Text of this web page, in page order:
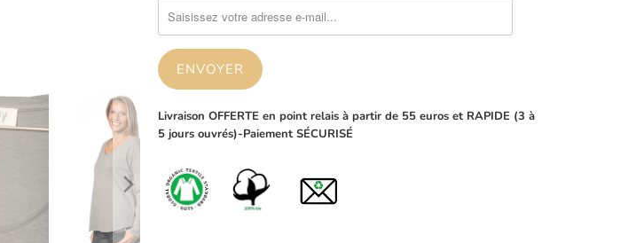
me
contacter
{{
product
est
disponible
nouveau
Livraison OFFERTE en point relais à partir de 55 euros et RAPIDE (3 à
5 jours ouvrés)-Paiement SÉCURISÉ